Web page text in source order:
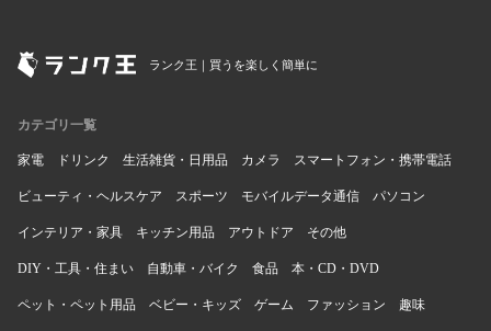
ランク王｜買うを楽しく簡単に
カテゴリ一覧
家電 ドリンク 生活雑貨・日用品 カメラ スマートフォン・携帯電話
ビューティ・ヘルスケア スポーツ モバイルデータ通信 パソコン
インテリア・家具 キッチン用品 アウトドア その他
DIY・工具・住まい 自動車・バイク 食品 本・CD・DVD
ペット・ペット用品 ベビー・キッズ ゲーム ファッション 趣味